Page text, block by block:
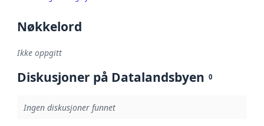
Nøkkelord
Ikke oppgitt
Diskusjoner på Datalandsbyen 0
Ingen diskusjoner funnet